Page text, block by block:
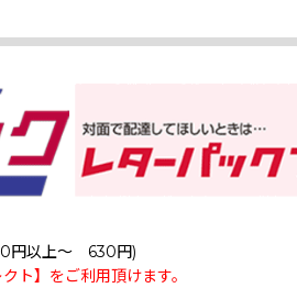
円以上～ 630円)
ト】をご利用頂けます。